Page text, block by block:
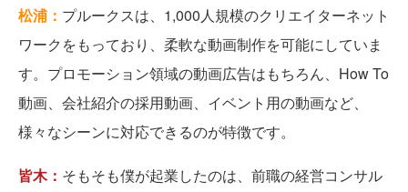
松浦： プルークスは、1,000人規模のクリエイターネット
ワークをもっており、柔軟な動画制作を可能にしていま
す。プロモーション領域の動画広告はもちろん、How To
動画、会社紹介の採用動画、イベント用の動画など、
様々なシーンに対応できるのが特徴です。
皆木： そもそも僕が起業したのは、前職の経営コンサル